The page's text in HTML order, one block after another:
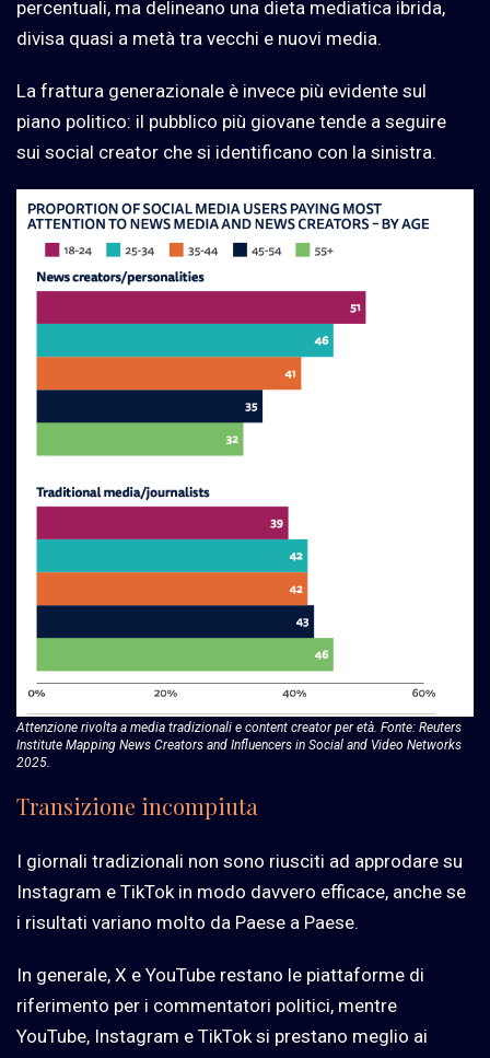
percentuali, ma delineano una dieta mediatica ibrida,
divisa quasi a metà tra vecchi e nuovi media.
La frattura generazionale è invece più evidente sul
piano politico: il pubblico più giovane tende a seguire
sui social creator che si identificano con la sinistra.
Attenzione rivolta a media tradizionali e content creator per età. Fonte: Reuters
Institute Mapping News Creators and Influencers in Social and Video Networks
2025.
Transizione incompiuta
I giornali tradizionali non sono riusciti ad approdare su
Instagram e TikTok in modo davvero efficace, anche se
i risultati variano molto da Paese a Paese.
In generale, X e YouTube restano le piattaforme di
riferimento per i commentatori politici, mentre
YouTube, Instagram e TikTok si prestano meglio ai